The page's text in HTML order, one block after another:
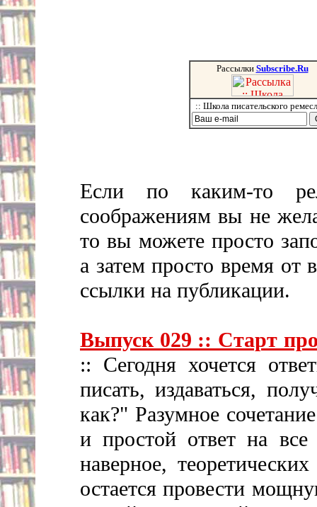
Рассылки Subscribe.Ru
:: Школа писательского
Если по каким-то
соображениям вы не
то вы можете просто
а затем просто время от
ссылки на публикации.
Выпуск 029 :: Старт
:: Сегодня хочется
писать, издаваться,
как?" Разумное
и простой ответ на
наверное,
остается провести